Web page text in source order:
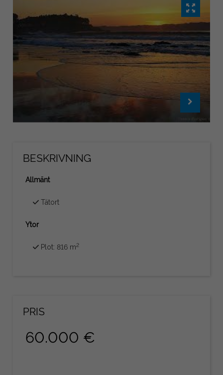
BESKRIVNING
Allmänt
Tätort
Ytor
Plot: 816 m2
PRIS
60.000 €